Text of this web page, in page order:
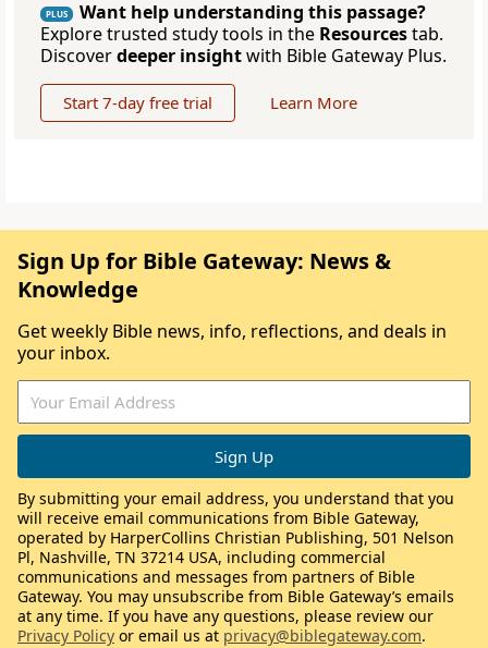
PLUS
Want help understanding this passage?
Explore trusted study tools in the Resourcestab.
Discoverdeeper insightwith Bible Gateway Plus.
Start 7-day free trial Learn More
Sign Up for Bible Gateway: News &
Knowledge
Get weekly Bible news, info, reflections, and deals in
your inbox.
By submitting your email address, you understand that you
will receive email communications from Bible Gateway,
operated by HarperCollins Christian Publishing, 501 Nelson
Pl, Nashville, TN 37214 USA, including commercial
communications and messages from partners of Bible
Gateway. You may unsubscribe from Bible Gateway’s emails
at any time. If you have any questions, please review our
Privacy Policy or email us at privacy@biblegateway.com.